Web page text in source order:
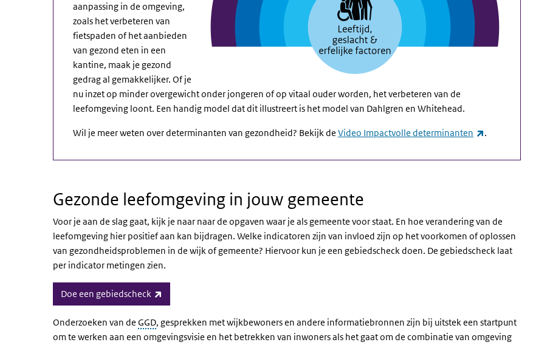
aanpassing in de omgeving,
zoals het verbeteren van
fietspaden of het aanbieden
van gezond eten in een
kantine, maak je gezond
gedrag al gemakkelijker. Of je
nu inzet op minder overgewicht onder jongeren of op vitaal ouder worden, het verbeteren van de
leefomgeving loont. Een handig model dat dit illustreert is het model van Dahlgren en Whitehead.
Wil je meer weten over determinanten van gezondheid? Bekijk de Video Impactvolle determinanten (externe link)
.
Gezonde leefomgeving in jouw gemeente
Voor je aan de slag gaat, kijk je naar naar de opgaven waar je als gemeente voor staat. En hoe verandering van de
leefomgeving hier positief aan kan bijdragen. Welke indicatoren zijn van invloed zijn op het voorkomen of oplossen
van gezondheidsproblemen in de wijk of gemeente? Hiervoor kun je een gebiedscheck doen. De gebiedscheck laat
per indicator metingen zien.
Doe een gebiedscheck
Onderzoeken van de GGD, gesprekken met wijkbewoners en andere informatiebronnen zijn bij uitstek een startpunt
om te werken aan een omgevingsvisie en het betrekken van inwoners als het gaat om de combinatie van omgeving